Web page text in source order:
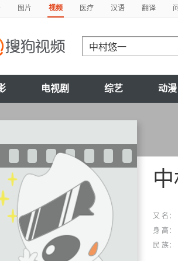
图片 视频 医疗 汉语 翻译
电视剧 综艺 动漫
又 名：
身 高：
民 族：